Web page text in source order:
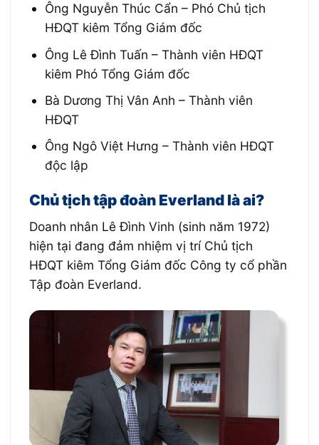
Ông Nguyễn Thúc Cẩn – Phó Chủ tịch
HĐQT kiêm Tổng Giám đốc
Ông Lê Đình Tuấn – Thành viên HĐQT
kiêm Phó Tổng Giám đốc
Bà Dương Thị Vân Anh – Thành viên
HĐQT
Ông Ngô Việt Hưng – Thành viên HĐQT
độc lập
Chủ tịch tập đoàn Everland là ai?
Doanh nhân Lê Đình Vinh (sinh năm 1972)
hiện tại đang đảm nhiệm vị trí Chủ tịch
HĐQT kiêm Tổng Giám đốc Công ty cổ phần
Tập đoàn Everland.